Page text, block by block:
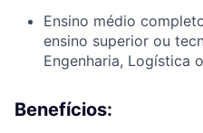
Ensino médio
ensino superior ou
Engenharia, Logística
Benefícios: